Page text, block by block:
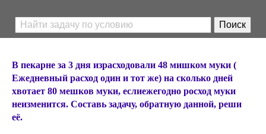
В пекарне за 3 дня израсходовали 48 мишком муки (
Ежедневный расход один и тот же) на сколько дней
хвотает 80 мешков муки, еслиежегодно росход муки
неизменится. Составь задачу, обратную данной, реши
её.